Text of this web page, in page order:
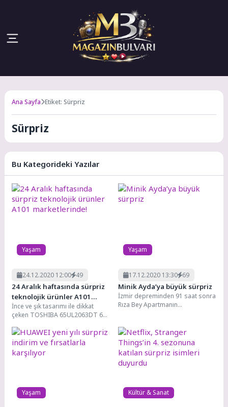
Ana Sayfa Etiket: Sürpriz
Sürpriz
Bu Kategorideki Yazılar
Yaşam
24.12.2020 12:00 49
24 Aralık haftasında sürpriz
teknolojik ürünler A101
marketlerinde!
İnce ve şık tasarımı ile dikkat
çeken TOSHIBA 65UL2063DT 65”
görüntü...
Yaşam
17.12.2020 13:30 69
Minik Ayda’ya büyük sürpriz
İzmir depreminden 91 saat sonra
Rıza Bey Apartmanın
Yaşam Kültür & Sanat